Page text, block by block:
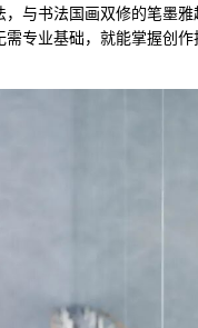
与书法国画双修的笔墨
专业基础，就能掌握创